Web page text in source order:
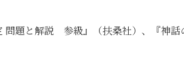
題と解説 参級』（扶桑社）、『神話